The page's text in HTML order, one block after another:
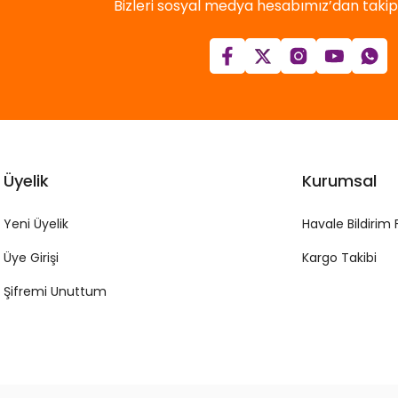
Bizleri sosyal medya hesabımız’dan
Üyelik
Yeni Üyelik
Üye Girişi
Şifremi Unuttum
Kurumsal
Havale Bildirim
Kargo Takibi